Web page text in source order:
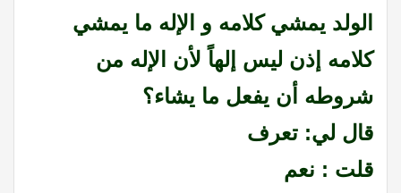
الولد يمشي كلامه و الإله ما يمشي
كلامه إذن ليس إلهاً لأن الإله من
شروطه أن يفعل ما يشاء؟
قال لي: تعرف
قلت : نعم